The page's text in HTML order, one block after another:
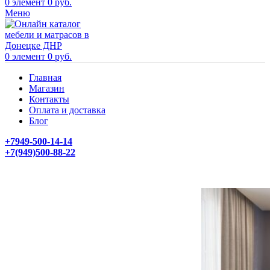
0 элемент 0 руб.
Меню
0 элемент 0 руб.
Главная
Магазин
Контакты
Оплата и доставка
Блог
+7949-500-14-14
+7(949)500-88-22